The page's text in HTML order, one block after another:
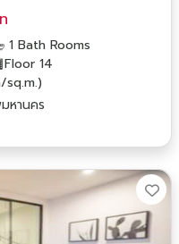
1 Bath Rooms
Floor 14
หานคร